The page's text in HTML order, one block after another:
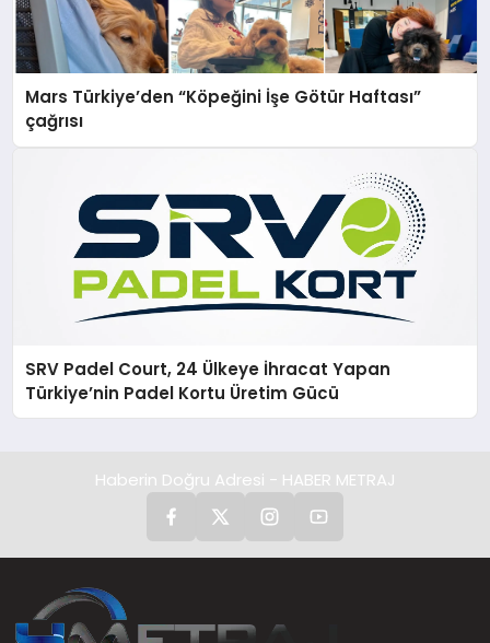
Mars Türkiye’den “Köpeğini İşe Götür Haftası”
çağrısı
SRV Padel Court, 24 Ülkeye İhracat Yapan
Türkiye’nin Padel Kortu Üretim Gücü
Haberin Doğru Adresi - HABER METRAJ